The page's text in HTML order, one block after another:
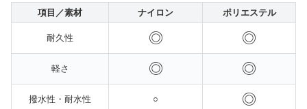
項目／素材 ナイロン ポリエステル
耐久性 ◎ ◎
軽さ ◎ ◎
撥水性・耐水性 ○ ◎